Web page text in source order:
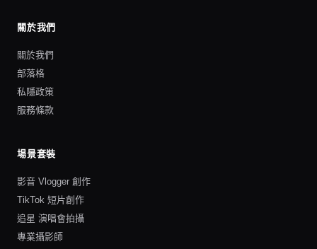
關於我們
關於我們
部落格
私隱政策
服務條款
場景套裝
影音 Vlogger 創作
TikTok 短片創作
追星 演唱會拍攝
專業攝影師